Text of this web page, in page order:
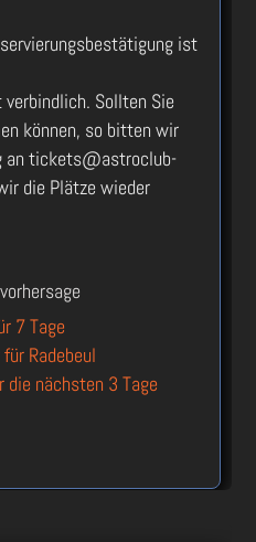
ist
Sollten Sie
können, so bitten wir
an tickets@astroclub-
die Plätze wieder
7 Tage
Radebeul
nächsten 3 Tage